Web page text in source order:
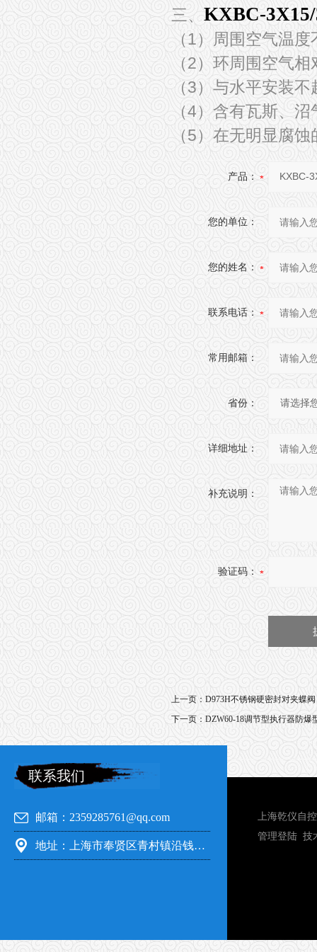
三、 KXBC-
（1）周围空气温
（2）环周围空气
（3）与水平安装
（4）含有瓦斯、沼
（5）在无明显腐
产品：
您的单位：
您的姓名：
联系电话：
常用邮箱：
省份：
详细地址：
补充说明：
验证码：
上一页： D973H不锈钢硬密封对夹蝶阀
下一页： DZW60-18调节型执行器防爆
联系我们
邮箱：2359285761@qq.com
地址：上海市奉贤区青村镇沿钱公路351号
上海乾仪自
管理登陆 技